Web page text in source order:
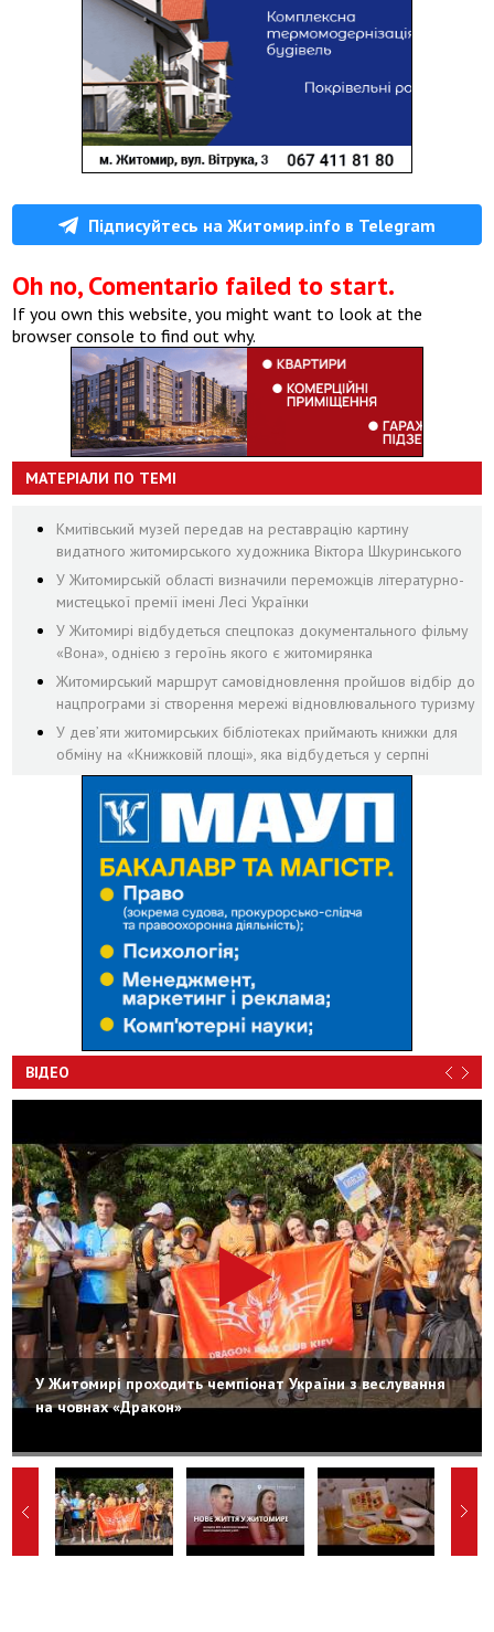
Підписуйтесь на Житомир.info в Telegram
Oh no, Comentario failed to start.
If you own this website, you might want to look at the
browser console to find out why.
МАТЕРІАЛИ ПО ТЕМІ
Кмитівський музей передав на реставрацію картину
видатного житомирського художника Віктора Шкуринського
У Житомирській області визначили переможців літературно-
мистецької премії імені Лесі Українки
У Житомирі відбудеться спецпоказ документального фільму
«Вона», однією з героїнь якого є житомирянка
Житомирський маршрут самовідновлення пройшов відбір до
нацпрограми зі створення мережі відновлювального туризму
У дев’яти житомирських бібліотеках приймають книжки для
обміну на «Книжковій площі», яка відбудеться у серпні
ВІДЕО
У Житомирі проходить чемпіонат України з веслування
на човнах «Дракон»